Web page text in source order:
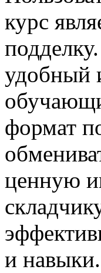
курс
удобный
формат
ценную
и навыки.